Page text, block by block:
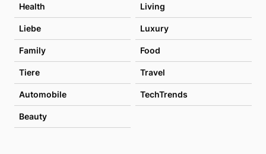
Health Living
Liebe Luxury
Family Food
Tiere Travel
Automobile TechTrends
Beauty